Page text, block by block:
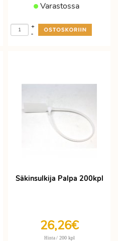
Varastossa
-
+
Säkinsulkija Palpa 200kpl
26,26€
Hinta / 200 kpl